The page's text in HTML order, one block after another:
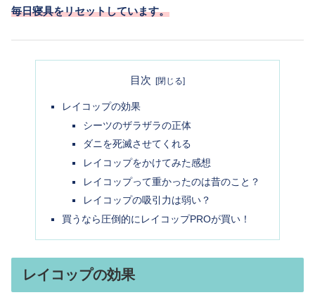
毎日寝具をリセットしています。
目次
レイコップの効果
シーツのザラザラの正体
ダニを死滅させてくれる
レイコップをかけてみた感想
レイコップって重かったのは昔のこと？
レイコップの吸引力は弱い？
買うなら圧倒的にレイコップPROが買い！
レイコップの効果